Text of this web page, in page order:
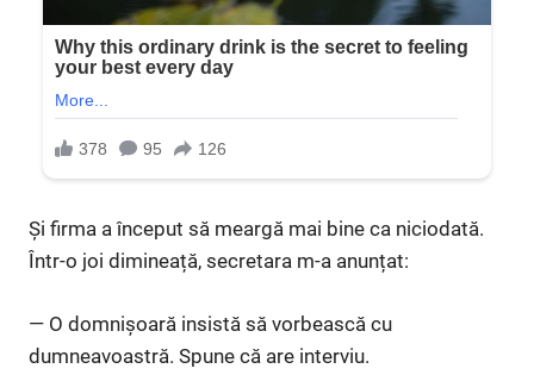
Și firma a început să meargă mai bine ca niciodată.
Într-o joi dimineață, secretara m-a anunțat:
— O domnișoară insistă să vorbească cu
dumneavoastră. Spune că are interviu.